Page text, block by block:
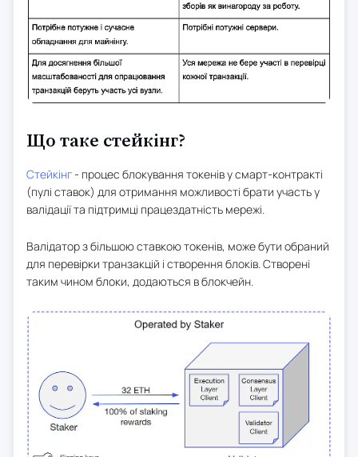
Що таке стейкінг?
Стейкінг- процес блокування токенів у смарт-контракті
(пулі ставок) для отримання можливості брати участь у
валідації та підтримці працездатність мережі.
Валідатор з більшою ставкою токенів, може бути обраний
для перевірки транзакцій і створення блоків. Створені
таким чином блоки, додаються в блокчейн.